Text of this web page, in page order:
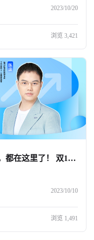
2023/10/20
浏览 3,421
绝密考前押题！双11增长的秘密，都在这里了！ 双11只能眼睁睁看着别人爆单？💔
2023/10/10
浏览 1,491